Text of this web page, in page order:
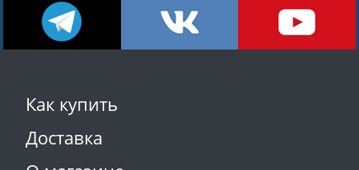
Как купить
Доставка